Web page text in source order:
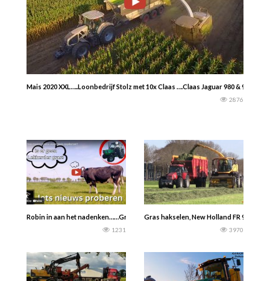
Mais 2020 XXL…..Loonbedrijf Stolz met 10x Claas ….Claas Jaguar 980 & 960
2876
Robin in aan het nadenken……Gras maaien of laten staan? Hoe staat de mais
1231
Gras hakselen, New Holland FR 9060
3970